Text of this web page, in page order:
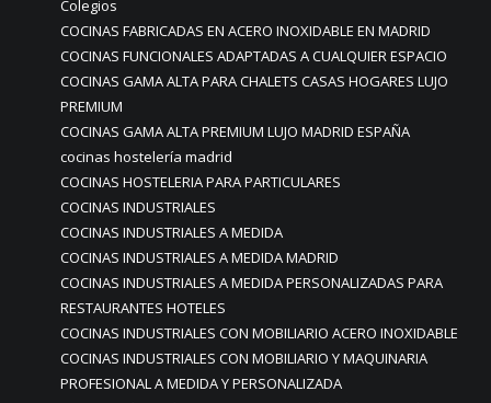
Colegios
COCINAS FABRICADAS EN ACERO INOXIDABLE EN MADRID
COCINAS FUNCIONALES ADAPTADAS A CUALQUIER ESPACIO
COCINAS GAMA ALTA PARA CHALETS CASAS HOGARES LUJO
PREMIUM
COCINAS GAMA ALTA PREMIUM LUJO MADRID ESPAÑA
cocinas hostelería madrid
COCINAS HOSTELERIA PARA PARTICULARES
COCINAS INDUSTRIALES
COCINAS INDUSTRIALES A MEDIDA
COCINAS INDUSTRIALES A MEDIDA MADRID
COCINAS INDUSTRIALES A MEDIDA PERSONALIZADAS PARA
RESTAURANTES HOTELES
COCINAS INDUSTRIALES CON MOBILIARIO ACERO INOXIDABLE
COCINAS INDUSTRIALES CON MOBILIARIO Y MAQUINARIA
PROFESIONAL A MEDIDA Y PERSONALIZADA